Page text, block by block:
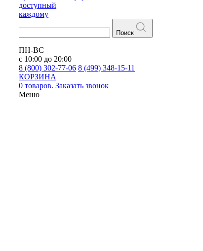
доступный
каждому
Поиск
ПН-ВС
с 10:00 до 20:00
8 (800) 302-77-06 8 (499) 348-15-11
КОРЗИНА
0 товаров. Заказать звонок
Меню